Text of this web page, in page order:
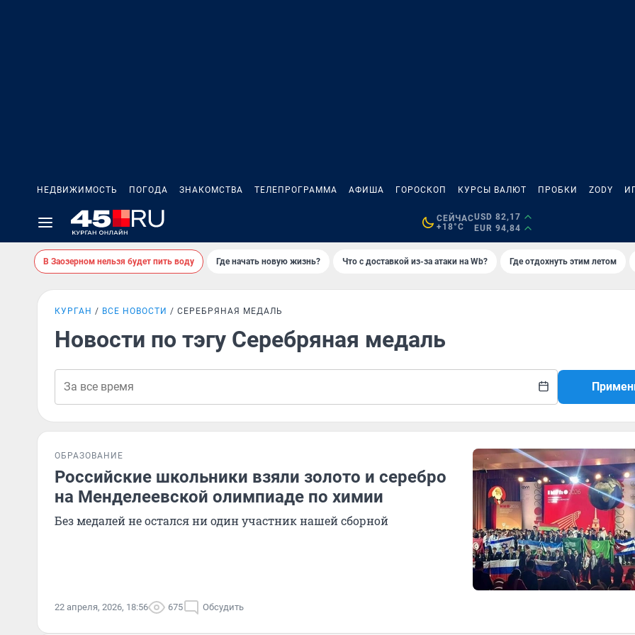
НЕДВИЖИМОСТЬ ПОГОДА ЗНАКОМСТВА ТЕЛЕПРОГРАММА АФИША ГОРОСКОП КУРСЫ ВАЛЮТ ПРОБКИ ZODY
СЕЙЧАС
+18°C
USD 82,17
EUR 94,84
В Заозерном нельзя будет пить воду Где начать новую жизнь? Что с доставкой из-за атаки на Wb? Где отдохнуть этим летом
КУРГАН ВСЕ НОВОСТИ СЕРЕБРЯНАЯ МЕДАЛЬ
Новости по тэгу Серебряная медаль
ОБРАЗОВАНИЕ
Российские школьники взяли золото и серебро
на Менделеевской олимпиаде по химии
Без медалей не остался ни один участник нашей сборной
22 апреля, 2026, 18:56 675 Обсудить